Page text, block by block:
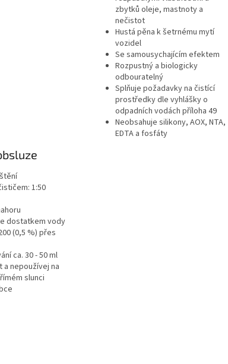
zbytků oleje, mastnoty a
nečistot
Hustá pěna k šetrnému mytí
vozidel
Se samousychajícím efektem
Rozpustný a biologicky
odbouratelný
Splňuje požadavky na čistící
prostředky dle vyhlášky o
odpadních vodách příloha 49
Neobsahuje silikony, AOX, NTA,
EDTA a fosfáty
1:50
dostatkem vody
(0,5 %) přes
ca. 30 - 50 ml
a nepoužívej na
slunci